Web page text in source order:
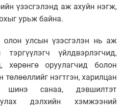
үзэсгэлэнд аж ахуйн нэгж,
урьж байна.
улсын үзэсгэлэн нь аж
үйлдвэрлэгчид,
хөрөнгө оруулагчид болон
төлөөллийг нэгтгэн, харилцан
шинэ санаа, дэвшилтэт
дэлхийн хэмжээний